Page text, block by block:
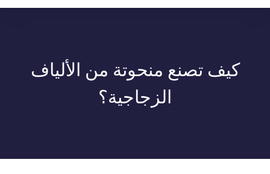
كيف تصنع منحوتة من الألياف
الزجاجية؟